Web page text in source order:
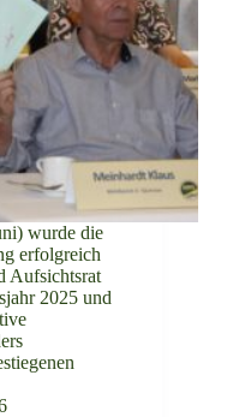
wurde die
erfolgreich
Aufsichtsrat
2025 und